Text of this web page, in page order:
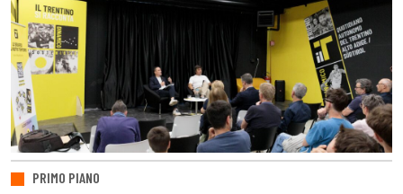
PRIMO PIANO